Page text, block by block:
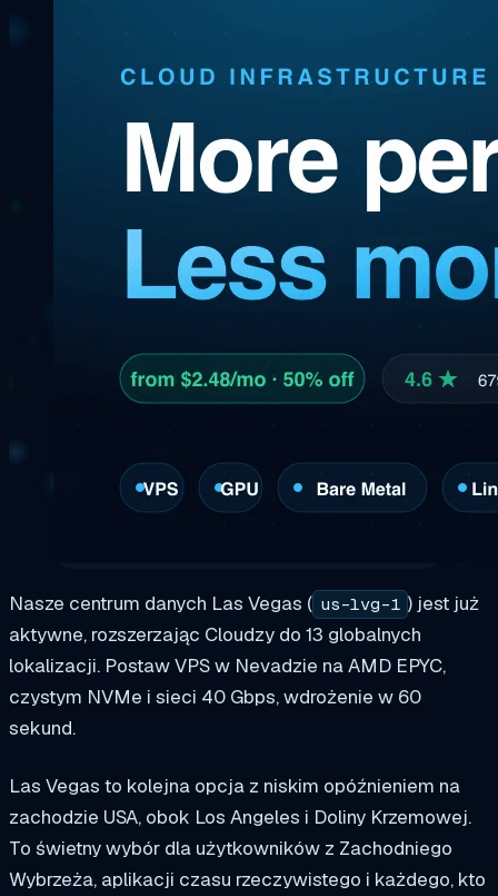
Nasze centrum danych Las Vegas ( us-lvg-1 ) jest już
aktywne, rozszerzając Cloudzy do 13 globalnych
lokalizacji. Postaw VPS w Nevadzie na AMD EPYC,
czystym NVMe i sieci 40 Gbps, wdrożenie w 60
sekund.
Las Vegas to kolejna opcja z niskim opóźnieniem na
zachodzie USA, obok Los Angeles i Doliny Krzemowej.
To świetny wybór dla użytkowników z Zachodniego
Wybrzeża, aplikacji czasu rzeczywistego i każdego, kto